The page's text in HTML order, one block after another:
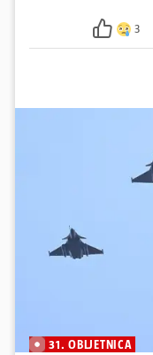
3
31. OBLJETNICA